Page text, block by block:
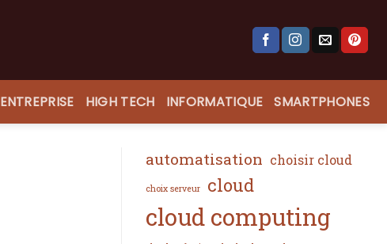
ENTREPRISE HIGH TECH INFORMATIQUE SMARTPHONES
automatisation choisir cloud
choix serveur cloud
cloud computing